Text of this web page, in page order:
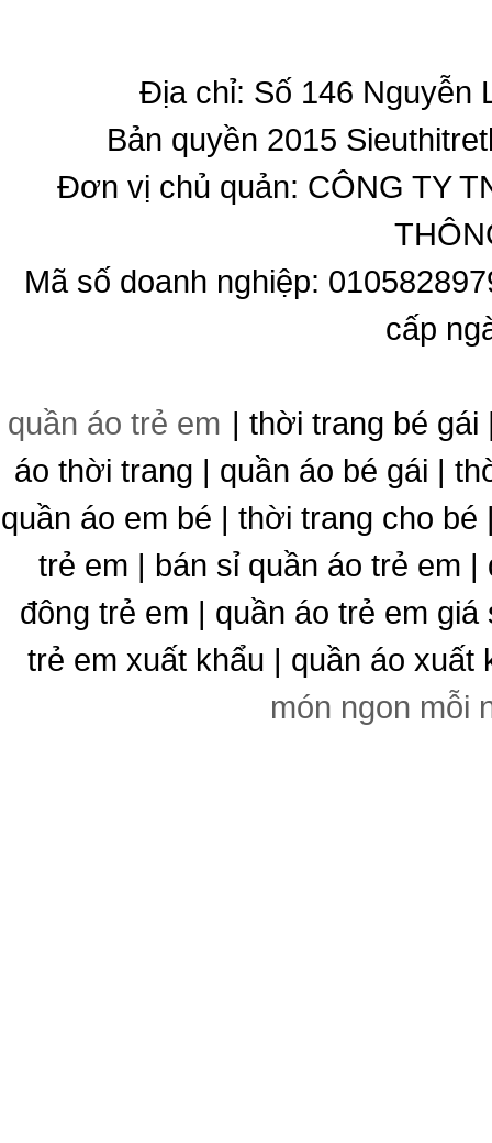
Địa chỉ: Số 146 Nguyễn
Bản quyền 2015
Đơn vị chủ quản: CÔNG TY
Mã số doanh nghiệp:
cấp
quần áo trẻ em | thời trang bé gái
áo thời trang | quần áo bé gái |
quần áo em bé | thời trang cho
trẻ em | bán sỉ quần áo trẻ em
đông trẻ em | quần áo trẻ em
trẻ em xuất khẩu | quần áo xuất
món ngon mỗi